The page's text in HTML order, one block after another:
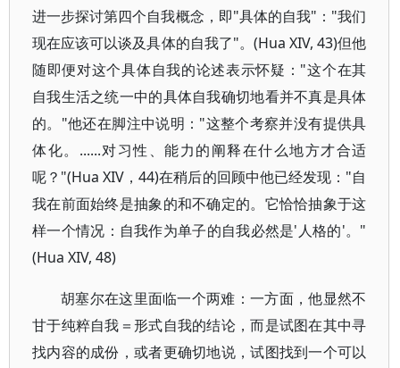
进一步探讨第四个自我概念，即"具体的自我"："我们
现在应该可以谈及具体的自我了"。(Hua XIV, 43)但他
随即便对这个具体自我的论述表示怀疑："这个在其
自我生活之统一中的具体自我确切地看并不真是具体
的。"他还在脚注中说明："这整个考察并没有提供具
体化。......对习性、能力的阐释在什么地方才合适
呢？"(Hua XIV，44)在稍后的回顾中他已经发现："自
我在前面始终是抽象的和不确定的。它恰恰抽象于这
样一个情况：自我作为单子的自我必然是'人格的'。"
(Hua XIV, 48)
胡塞尔在这里面临一个两难：一方面，他显然不
甘于纯粹自我＝形式自我的结论，而是试图在其中寻
找内容的成份，或者更确切地说，试图找到一个可以